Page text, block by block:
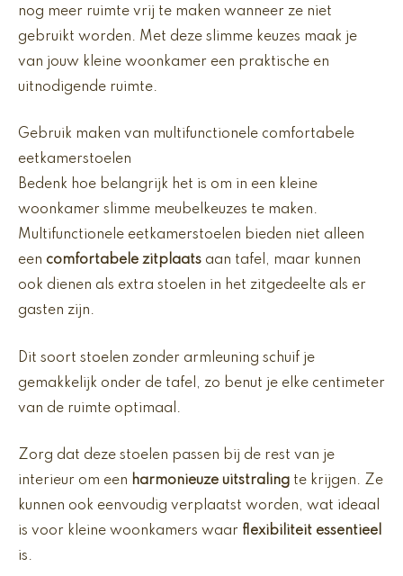
nog meer ruimte vrij te maken wanneer ze niet
gebruikt worden. Met deze slimme keuzes maak je
van jouw kleine woonkamer een praktische en
uitnodigende ruimte.
Gebruik maken van multifunctionele comfortabele
eetkamerstoelen
Bedenk hoe belangrijk het is om in een kleine
woonkamer slimme meubelkeuzes te maken.
Multifunctionele eetkamerstoelen bieden niet alleen
een comfortabele zitplaats aan tafel, maar kunnen
ook dienen als extra stoelen in het zitgedeelte als er
gasten zijn.
Dit soort stoelen zonder armleuning schuif je
gemakkelijk onder de tafel, zo benut je elke centimeter
van de ruimte optimaal.
Zorg dat deze stoelen passen bij de rest van je
interieur om een harmonieuze uitstraling te krijgen. Ze
kunnen ook eenvoudig verplaatst worden, wat ideaal
is voor kleine woonkamers waar flexibiliteit essentieel
is.